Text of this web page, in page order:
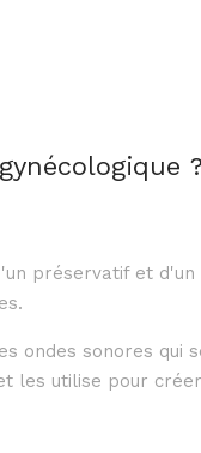
?
préservatif et
ondes sonores qui
utilise pour